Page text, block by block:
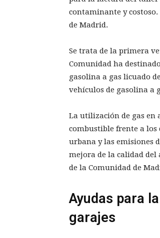
contaminante y costoso.
de Madrid.
Se trata de la primera
Comunidad ha
gasolina a gas licuado
vehículos de gasolina a
La utilización de gas en
combustible frente a
urbana y las emisiones
mejora de la calidad del
de la Comunidad de
Ayudas para
garajes